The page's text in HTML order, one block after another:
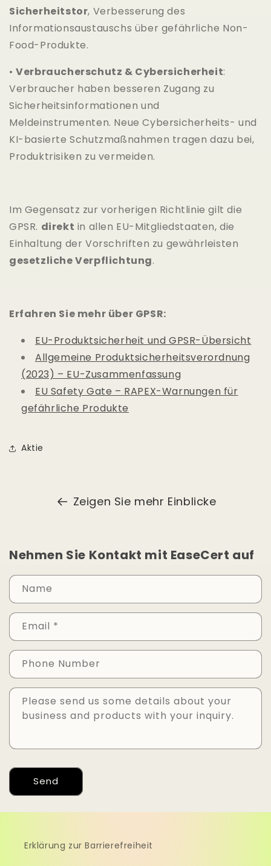
Sicherheitstor, Verbesserung des
Informationsaustauschs über gefährliche Non-
Food-Produkte.
• Verbraucherschutz & Cybersicherheit:
Verbraucher haben besseren Zugang zu
Sicherheitsinformationen und
Meldeinstrumenten. Neue Cybersicherheits- und
KI-basierte Schutzmaßnahmen tragen dazu bei,
Produktrisiken zu vermeiden.
Im Gegensatz zur vorherigen Richtlinie gilt die
GPSR. direkt in allen EU-Mitgliedstaaten, die
Einhaltung der Vorschriften zu gewährleisten
gesetzliche Verpflichtung.
Erfahren Sie mehr über GPSR:
EU-Produktsicherheit und GPSR-Übersicht
Allgemeine Produktsicherheitsverordnung
(2023) – EU-Zusammenfassung
EU Safety Gate – RAPEX-Warnungen für
gefährliche Produkte
Aktie
Zeigen Sie mehr Einblicke
Nehmen Sie Kontakt mit EaseCert auf
Name
Email *
Phone Number
Please send us some details about your
business and products with your inquiry.
Send
Erklärung zur Barrierefreiheit